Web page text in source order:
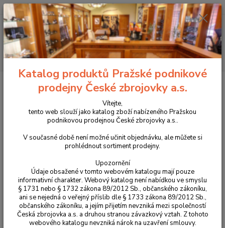
Menu
Hledat
+420 225 375 800
Propagační předměty a oděvy CZUB Oděvy CZUB
CZUB dámské 2025
Triko s logem CZUB dámské 2025
Katalog produktů Pražské podnikové
prodejny České zbrojovky a.s.
Vítejte,
tento web slouží jako katalog zboží nabízeného Pražskou
podnikovou prodejnou České zbrojovky a.s..
V současné době není možné učinit objednávku, ale můžete si
prohlédnout sortiment prodejny.
Upozornění
Údaje obsažené v tomto webovém katalogu mají pouze
informativní charakter. Webový katalog není nabídkou ve smyslu
§ 1731 nebo § 1732 zákona 89/2012 Sb., občanského zákoníku,
ani se nejedná o veřejný příslib dle § 1733 zákona 89/2012 Sb.,
občanského zákoníku, a jejím přijetím nevzniká mezi společností
Česká zbrojovka a.s. a druhou stranou závazkový vztah. Z tohoto
webového katalogu nevzniká nárok na uzavření smlouvy.